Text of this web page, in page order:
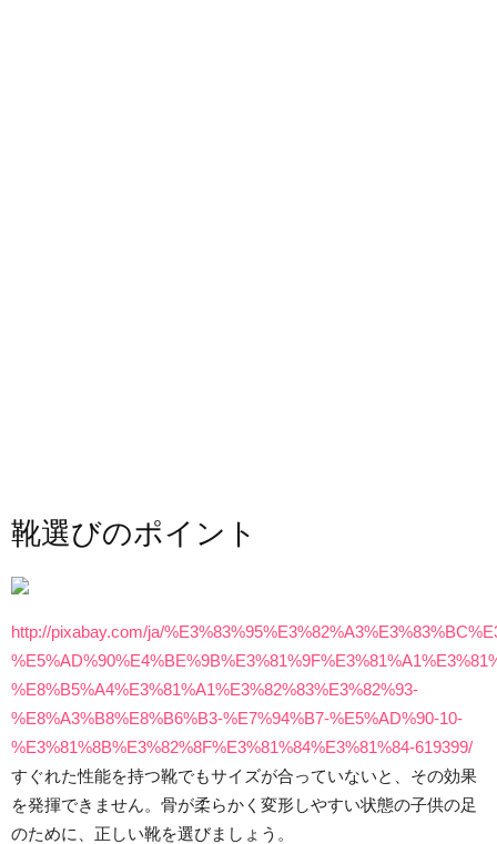
靴選びのポイント
http://pixabay.com/ja/
%E8%B5%A4%E3%81%A1%E3%82%83%E3%82%93-
%E8%A3%B8%E8%B6%B3-%E7%94%B7-%E5%AD%90-10-
%E3%81%8B%E3%82%8F%E3%81%84%E3%81%84-619399/
すぐれた性能を持つ靴でもサイズが合っていないと、その効果
を発揮できません。骨が柔らかく変形しやすい状態の子供の足
のために、正しい靴を選びましょう。